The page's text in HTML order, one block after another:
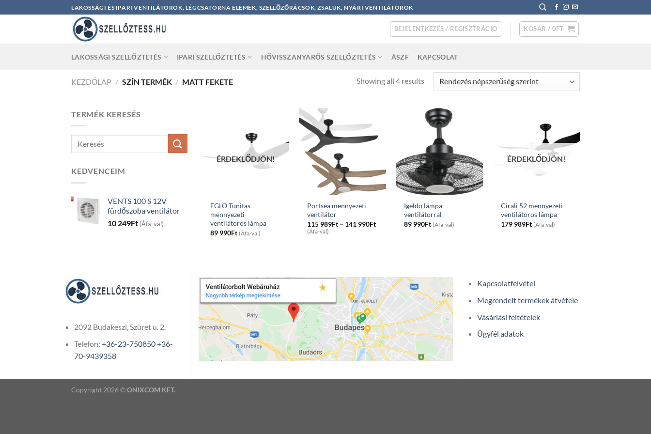
to
LAKOSSÁGI ÉS IPARI VENTILÁTOROK, LÉGCSATORNA ELEMEK, SZELLŐZŐRÁCSOK, ZSALUK, NYÁRI VENTILÁTOROK
BEJELENTKEZÉS / REGISZTRÁCIÓ KOSÁR / 0FT
LAKOSSÁGI SZELLŐZTETÉS IPARI SZELLŐZTETÉS HŐVISSZANYARŐS SZELLŐZTETÉS ÁSZF KAPCSOLAT
KEZDŐLAP / SZÍN TERMÉK / MATT FEKETE Showing all 4 resultsSorted
TERMÉK KERESÉS
KEDVENCEIM
VENTS 100 S 12V
fürdőszoba ventilátor
10 249Ft (Áfa-val)
ÉRDEKLŐDJÖN!
EGLO Tunitas
mennyezeti
ventilátoros lámpa
89 990Ft (Áfa-val)
Portsea mennyezeti
ventilátor
115 989Ft – 141 990FtPrice
(Áfa-val)
Igeldo lámpa
ventilátorral
89 990Ft (Áfa-val)
ÉRDEKLŐDJÖN!
Cirali 52 mennyezeti
ventilátoros lámpa
179 989Ft (Áfa-val)
2092 Budakeszi, Szüret u. 2.
Telefon: +36-23-750850+36-
70-9439358
Kapcsolatfelvétel
Megrendelt termékek átvétele
Vásárlási feltételek
Ügyfél adatok
Copyright 2026 ©ONIXCOM KFT.